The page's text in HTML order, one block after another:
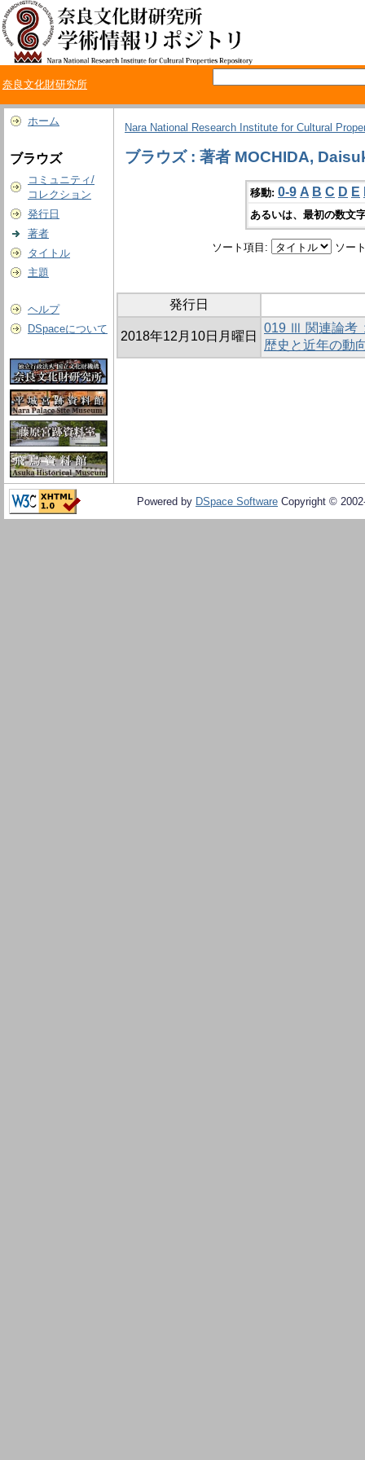
奈良文化財研究所
ホーム
ブラウズ
コミュニティ/
コレクション
発行日
著者
タイトル
主題
ヘルプ
DSpaceについて
Nara National Research Institute for Cultural
ブラウズ : 著者 MOCHIDA,
移動: 0-9 A B C D E
あるいは、最初の数文
ソート項目: ソー
発行日
2018年12月10日月曜日
019 Ⅲ 関連論考
歴史と近年の動
Powered by DSpace Software Copyright ©